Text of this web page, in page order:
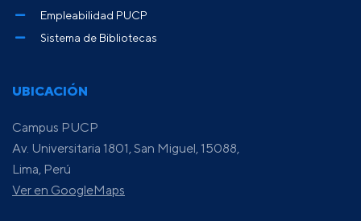
UBICACIÓN
Campus PUCP
Av. Universitaria 1801, San Miguel, 15088,
Lima, Perú
Ver en GoogleMaps
Empleabilidad PUCP
Sistema de Bibliotecas